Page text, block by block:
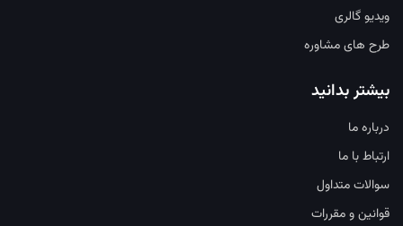
ویدیو گالری
طرح های مشاوره
بیشتر بدانید
درباره ما
ارتباط با ما
سوالات متداول
قوانین و مقررات